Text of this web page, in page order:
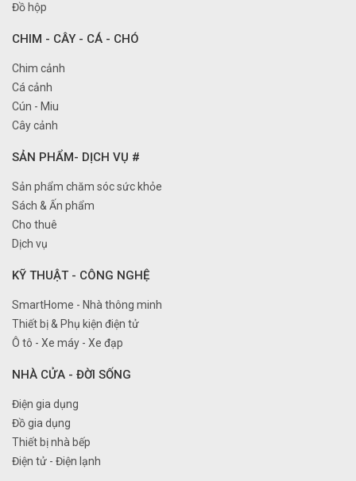
Đồ hộp
CHIM - CÂY - CÁ - CHÓ
Chim cảnh
Cá cảnh
Cún - Miu
Cây cảnh
SẢN PHẨM- DỊCH VỤ #
Sản phẩm chăm sóc sức khỏe
Sách & Ấn phẩm
Cho thuê
Dịch vụ
KỸ THUẬT - CÔNG NGHỆ
SmartHome - Nhà thông minh
Thiết bị & Phụ kiện điện tử
Ô tô - Xe máy - Xe đạp
NHÀ CỬA - ĐỜI SỐNG
Điện gia dụng
Đồ gia dụng
Thiết bị nhà bếp
Điện tử - Điện lạnh